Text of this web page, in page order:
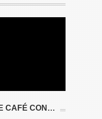
CAFÉ CON…